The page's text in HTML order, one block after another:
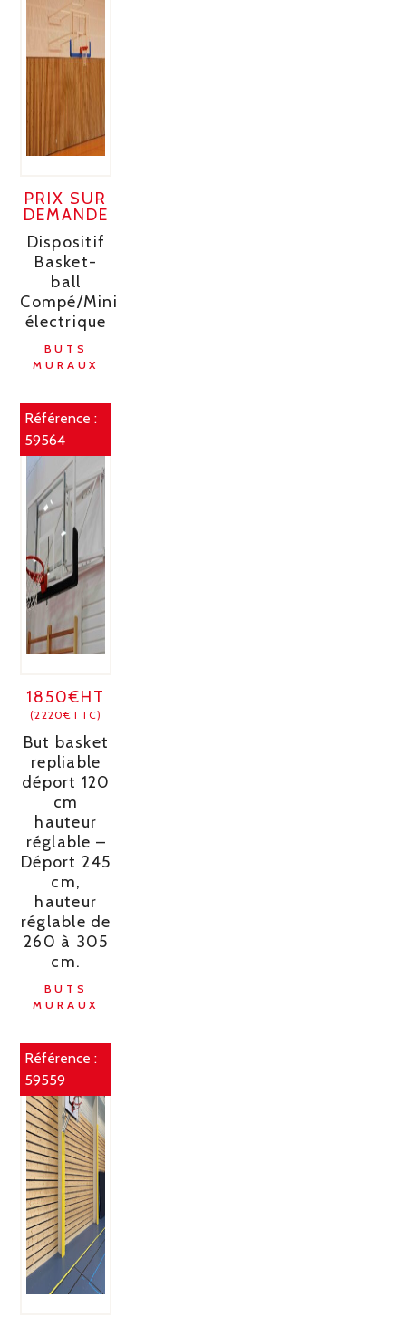
PRIX SUR
DEMANDE
Dispositif
Basket-
ball
Compé/Mini
électrique
BUTS
MURAUX
Référence :
59564
1850€HT
(2220€TTC)
But basket
repliable
déport 120
cm
hauteur
réglable –
Déport 245
cm,
hauteur
réglable de
260 à 305
cm.
BUTS
MURAUX
Référence :
59559